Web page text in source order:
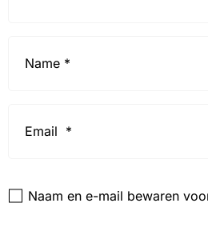
Naam en e-mail bewaren